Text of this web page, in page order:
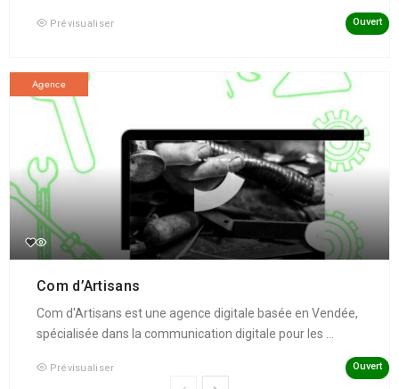
Prévisualiser Ouvert
Agence
Com d’Artisans
Com d'Artisans est une agence digitale basée en Vendée,
spécialisée dans la communication digitale pour les ...
Prévisualiser Ouvert